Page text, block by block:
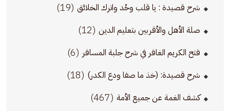
شرح قصيدة : يا قلب وحِّد واترك الخلائق (19)
صلة الأهل والأقربين بتعليم الدين (12)
فتح الكريم الغافر في شرح جلبة المسافر (6)
شرح قصيدة: (خذ ما صفا ودع الكدر) (18)
كشف الغمة عن جميع الأمة (467)